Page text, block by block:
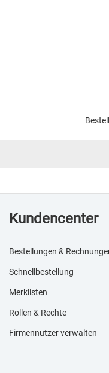
Kundencenter
Bestellungen &
Schnellbestellung
Merklisten
Rollen & Rechte
Firmennutzer verwalten